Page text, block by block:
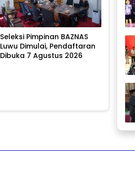
Seleksi Pimpinan BAZNAS
Luwu Dimulai, Pendaftaran
Dibuka 7 Agustus 2026